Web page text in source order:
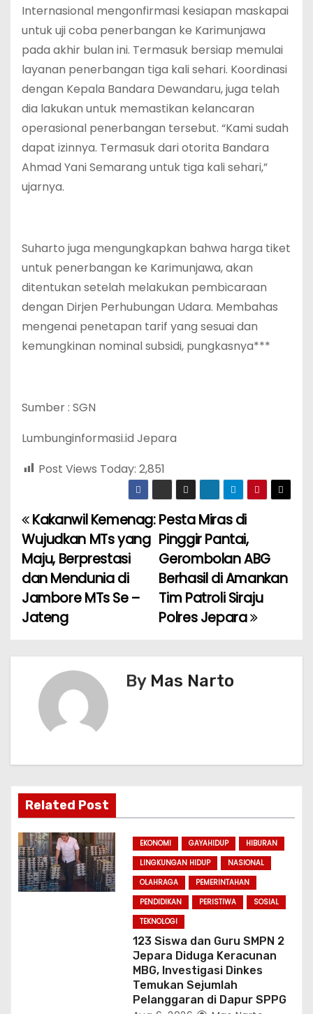
Internasional mengonfirmasi kesiapan maskapai
untuk uji coba penerbangan ke Karimunjawa
pada akhir bulan ini. Termasuk bersiap memulai
layanan penerbangan tiga kali sehari. Koordinasi
dengan Kepala Bandara Dewandaru, juga telah
dia lakukan untuk memastikan kelancaran
operasional penerbangan tersebut. “Kami sudah
dapat izinnya. Termasuk dari otorita Bandara
Ahmad Yani Semarang untuk tiga kali sehari,”
ujarnya.
Suharto juga mengungkapkan bahwa harga tiket
untuk penerbangan ke Karimunjawa, akan
ditentukan setelah melakukan pembicaraan
dengan Dirjen Perhubungan Udara. Membahas
mengenai penetapan tarif yang sesuai dan
kemungkinan nominal subsidi, pungkasnya***
Sumber : SGN
Lumbunginformasi.id Jepara
Post Views Today: 2,851
P
o
s
t
g
a
t
i
o
Pesta Miras di
Pinggir Pantai,
Gerombolan ABG
Berhasil di Amankan
Tim Patroli Siraju
Polres Jepara
Kakanwil Kemenag:
Wujudkan MTs yang
Maju, Berprestasi
dan Mendunia di
Jambore MTs Se –
Jateng
By Mas Narto
Related Post
EKONOMI GAYAHIDUP
HIBURAN
LINGKUNGAN HIDUP
NASIONAL
OLAHRAGA
PEMERINTAHAN
PENDIDIKAN
PERISTIWA
SOSIAL
TEKNOLOGI
123 Siswa dan Guru SMPN 2
Jepara Diduga Keracunan
MBG, Investigasi Dinkes
Temukan Sejumlah
Pelanggaran di Dapur SPPG